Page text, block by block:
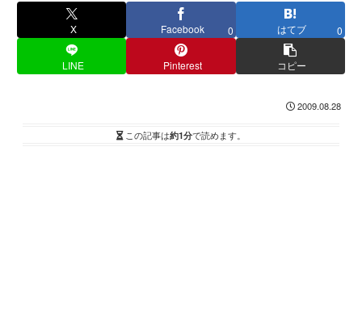
X Facebook 0 はてブ 0
LINE Pinterest コピー
2009.08.28
この記事は約1分で読めます。